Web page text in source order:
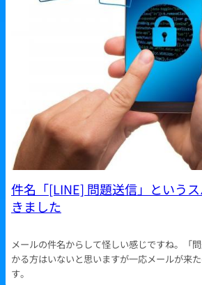
件名「[LINE] 問題送信」という
きました
メールの件名からして怪しい感じですね。「
かる方はいないと思いますが一応メールが来
す。